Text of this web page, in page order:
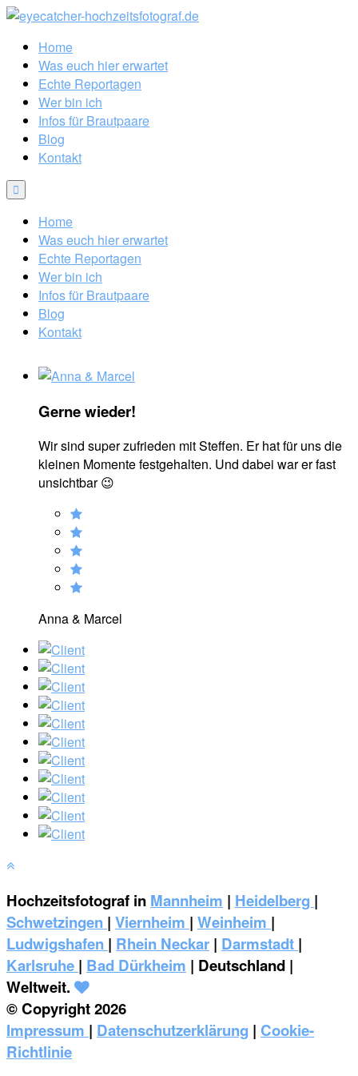
Home
Was euch hier erwartet
Echte Reportagen
Wer bin ich
Infos für Brautpaare
Blog
Kontakt
Home
Was euch hier erwartet
Echte Reportagen
Wer bin ich
Infos für Brautpaare
Blog
Kontakt
Gerne wieder!
Wir sind super zufrieden mit Steffen. Er hat für uns die
kleinen Momente festgehalten. Und dabei war er fast
unsichtbar 😉
Anna & Marcel
Hochzeitsfotograf in Mannheim | Heidelberg |
Schwetzingen | Viernheim | Weinheim |
‎Ludwigshafen | Rhein Neckar | Darmstadt |
Karlsruhe | Bad Dürkheim | Deutschland |
Weltweit.
© Copyright 2026
Impressum | Datenschutzerklärung | Cookie-
Richtlinie